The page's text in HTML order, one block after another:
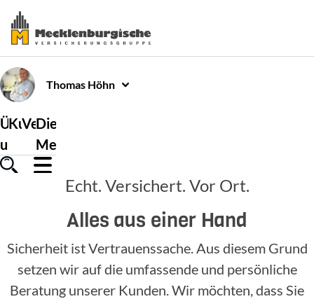
Thomas Höhn
Über
uns
Kundenservice
Versicherungen
Die
Mecklenburgische
Echt. Versichert. Vor Ort.
Alles aus einer Hand
Sicherheit ist Vertrauenssache. Aus diesem Grund
setzen wir auf die umfassende und persönliche
Beratung unserer Kunden. Wir möchten, dass Sie